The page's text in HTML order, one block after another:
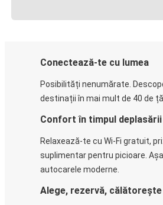
Conectează-te cu lumea
Posibilități nenumărate.
destinații în mai mult de 40 de
Confort în timpul deplasării
Relaxează-te cu Wi-Fi gratuit,
suplimentar pentru picioare.
autocarele moderne.
Alege, rezervă, călătorește